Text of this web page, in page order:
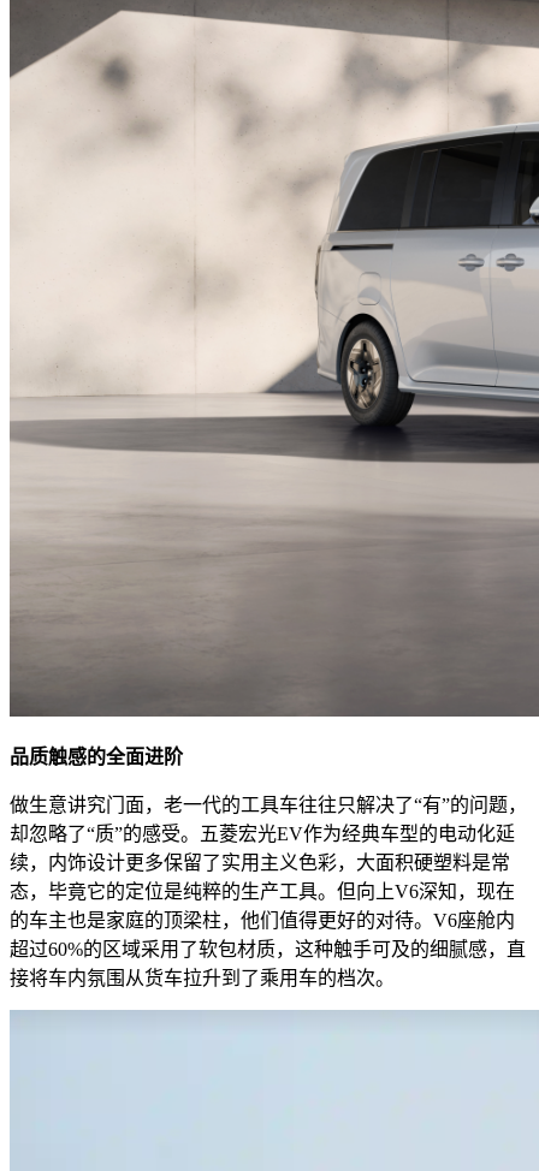
品质触感的全面进阶
做生意讲究门面，老一代的工具车往往只解决了“有”的问题，
却忽略了“质”的感受。五菱宏光EV作为经典车型的电动化延
续，内饰设计更多保留了实用主义色彩，大面积硬塑料是常
态，毕竟它的定位是纯粹的生产工具。但向上V6深知，现在
的车主也是家庭的顶梁柱，他们值得更好的对待。V6座舱内
超过60%的区域采用了软包材质，这种触手可及的细腻感，直
接将车内氛围从货车拉升到了乘用车的档次。